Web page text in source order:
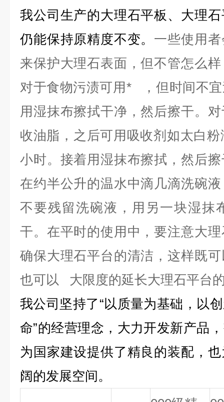
我公司生产的大理石平板、大理
仍能保持原精度不变。 一些使用
来保护大理石表面，但不管怎么
对于食物污渍可用* ，但时间不
用湿抹布擦拭干净，然后擦干。
收油脂，之后可用吸收剂如太白
小时。接着用湿抹布擦拭，然后
在约半公升的温水中滴几滴洗碗
不要残留洗碗液，用另一块湿抹
干。在平时的使用中，要注意大
确保大理石平台的清洁，这样既
也可以 大限度的延长大理石平台
我公司坚持了“以质量为基础，以
命”的经营理念，大力开发新产品
为国家建设提供了精良的装配，
阔的发展空间。